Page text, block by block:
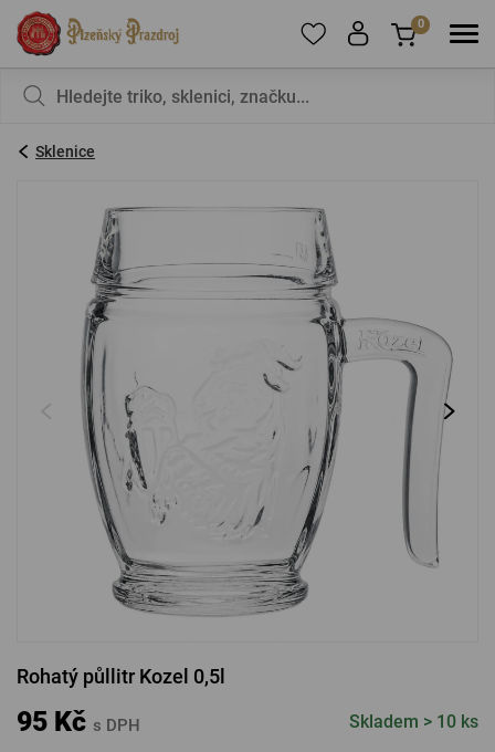
registrujte
Heslo: *
Zapomenuté heslo Nová registrace
PŘIHLÁSIT PŘES FACEBOOK
PŘIHLÁSIT PŘES GOOGLE
0
Sklenice
Rohatý půllitr Kozel 0,5l
95 Kč s DPH Skladem > 10 ks